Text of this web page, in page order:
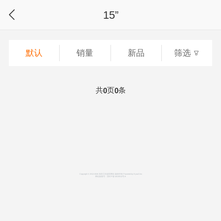
15”
默认 销量 新品 筛选
共0页0条
Copyright © 2012-2026 东田工控选型网站 版权所有 Powered by EyouCms
网站备案号：
浙ICP备14015512号-8